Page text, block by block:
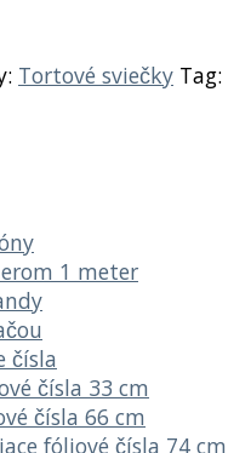
Tortové sviečky Tag:
1 meter
čísla
čísla 33 cm
čísla 66 cm
fóliové čísla 74 cm